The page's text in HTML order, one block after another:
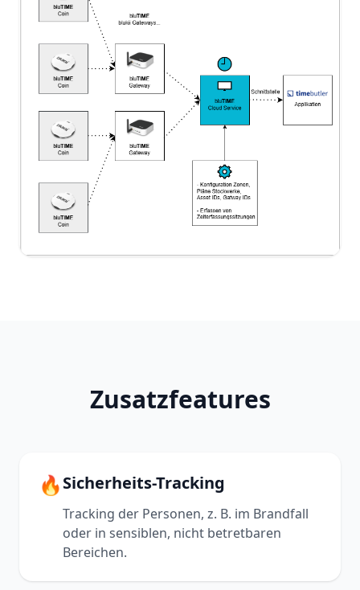
Zusatzfeatures
🔥Sicherheits-Tracking
Tracking der Personen, z. B. im Brandfall
oder in sensiblen, nicht betretbaren
Bereichen.